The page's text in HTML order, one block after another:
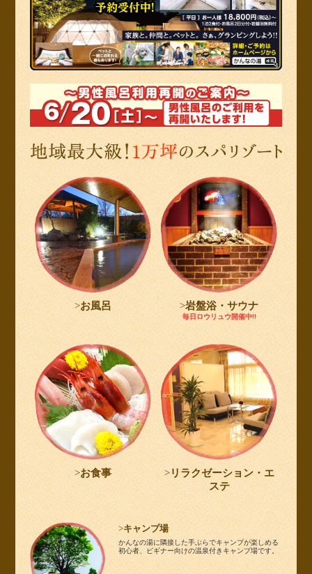
お風呂 岩盤浴・サウナ
毎日ロウリュウ開催中!!
お食事
リラクゼーション・エ
ステ
キャンプ場
かんなの湯に隣接した手ぶらでキャンプが楽しめる
初心者、ビギナー向けの温泉付きキャンプ場です。